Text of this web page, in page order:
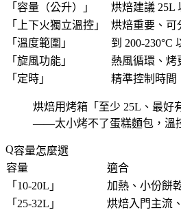
「 容量（公升） 」
烘焙建議 25L
「
上下火獨立溫控 」
烘焙重要、可
「 溫度範圍 」
到 200-230°C
「 旋風功能 」
熱風循環、烤
「 定時 」 精準控制時間
烘焙用烤箱「 至少 25L、最好
——太小烤不了蛋糕麵包，溫
容量怎麼選
容量
適合
「 10-20L 」
加熱、小份餅
「 25-32L 」
烘焙入門主流